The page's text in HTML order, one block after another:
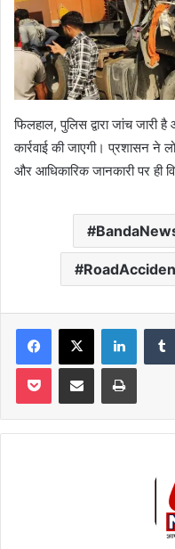
फिलहाल, पुलिस द्वारा जांच जारी
कार्रवाई की जाएगी। प्रशासन ने
और आधिकारिक जानकारी पर ही
Facebook
X
Pocket Share via Email Print